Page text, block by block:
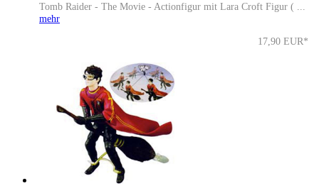
Tomb Raider - The Movie - Actionfigur mit Lara Croft Figur ( ...
mehr
17,90 EUR*